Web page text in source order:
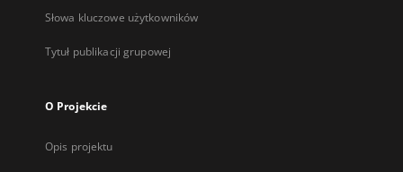
Słowa kluczowe użytkowników
Tytuł publikacji grupowej
O Projekcie
Opis projektu